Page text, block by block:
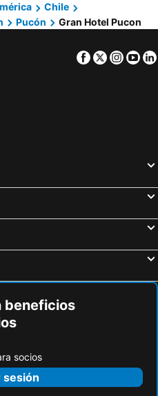
Chile
Pucón Gran Hotel Pucon
Facebook
Twitter
beneficios
socios
sesión